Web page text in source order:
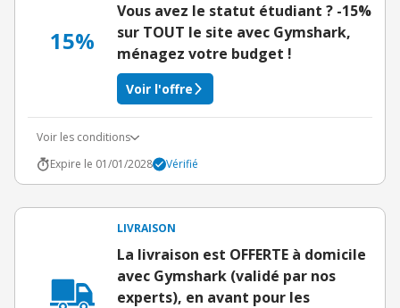
15%
Vous avez le statut étudiant ? -15%
sur TOUT le site avec Gymshark,
ménagez votre budget !
Voir l'offre
Voir les conditions
Expire le 01/01/2028
Vérifié
LIVRAISON
La livraison est OFFERTE à domicile
avec Gymshark (validé par nos
experts), en avant pour les